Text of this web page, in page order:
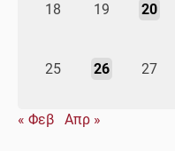
18 19 20
25 26 27
« Φεβ Απρ »